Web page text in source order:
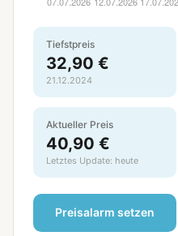
Tiefstpreis
32,90 €
21.12.2024
Aktueller Preis
40,90 €
Letztes Update: heute
Preisalarm setzen